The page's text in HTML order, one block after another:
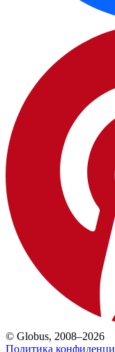
© Globus, 2008–2026
Политика